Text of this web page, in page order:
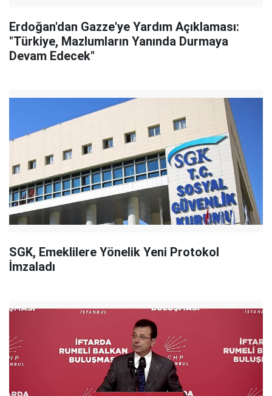
Erdoğan'dan Gazze'ye Yardım Açıklaması:
"Türkiye, Mazlumların Yanında Durmaya
Devam Edecek"
SGK, Emeklilere Yönelik Yeni Protokol
İmzaladı